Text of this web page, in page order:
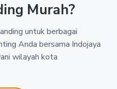
Murah?
untuk berbagai
Anda bersama Indojaya
wilayah kota